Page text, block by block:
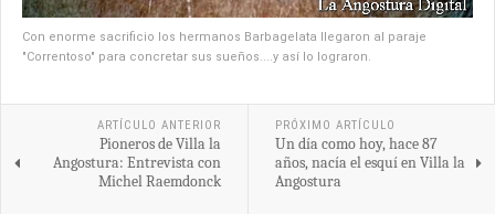
Con enorme sacrificio los hermanos Barbagelata llegaron al paraje
"Correntoso" para concretar sus sueños....y así lo lograron.
ARTÍCULO ANTERIOR
Pioneros de Villa la
Angostura: Entrevista con
Michel Raemdonck
PRÓXIMO ARTÍCULO
Un día como hoy, hace 87
años, nacía el esquí en Villa la
Angostura